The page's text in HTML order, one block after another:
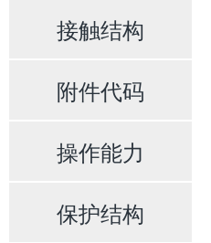
接触结构
附件代码
操作能力
保护结构